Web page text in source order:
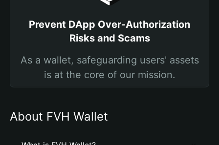
Prevent DApp Over-Authorization
Risks and Scams
As a wallet, safeguarding users' assets
is at the core of our mission.
About FVH Wallet